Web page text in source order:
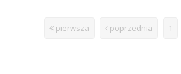
pierwsza poprzednia 1